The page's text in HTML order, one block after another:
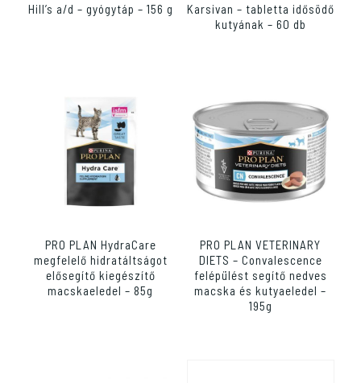
Hill’s a/d – gyógytáp – 156 g
Karsivan – tabletta idősödő
kutyának – 60 db
PRO PLAN HydraCare
megfelelő hidratáltságot
elősegítő kiegészítő
macskaeledel – 85g
PRO PLAN VETERINARY
DIETS – Convalescence
felépülést segítő nedves
macska és kutyaeledel –
195g